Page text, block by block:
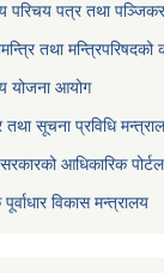
परिचय पत्र तथा
तथा मन्त्रिपरिषदको
योजना आयोग
तथा सूचना प्रविधि
आधिकारिक पोर्टल
विकास मन्त्रालय